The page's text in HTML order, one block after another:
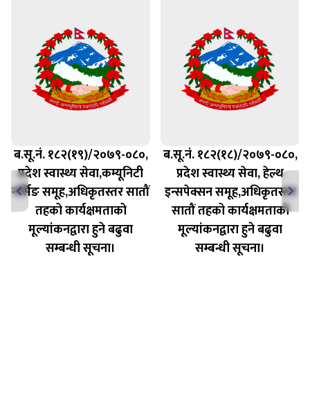
ब.सू.नं. १८२(१९)/२०७९-०८०,
प्रदेश स्वास्थ्य सेवा,कम्यूनिटी
नर्सिङ समूह,अधिकृतस्तर सातौं
तहको कार्यक्षमताको
मूल्यांकनद्वारा हुने बढुवा
सम्बन्धी सूचना।
ब.सू.नं. १८२(१८)/२०७९-०८०,
प्रदेश स्वास्थ्य सेवा, हेल्थ
इन्सपेक्सन समूह,अधिकृतस्तर
सातौं तहको कार्यक्षमताको
मूल्यांकनद्वारा हुने बढुवा
सम्बन्धी सूचना।